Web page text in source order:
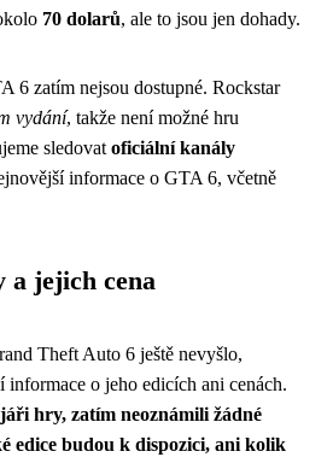
70 dolarů, ale to jsou jen dohady.
6 zatím nejsou dostupné. Rockstar
vydání, takže není možné hru
sledovat oficiální kanály
informace o GTA 6, včetně
a jejich cena
Theft Auto 6 ještě nevyšlo,
o jeho edicích ani cenách.
hry, zatím neoznámili žádné
edice budou k dispozici, ani kolik